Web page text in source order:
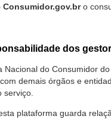
Consumidor.gov.bro
dos
Nacional do Consumidor
demais órgãos e
serviço.
plataforma guarda